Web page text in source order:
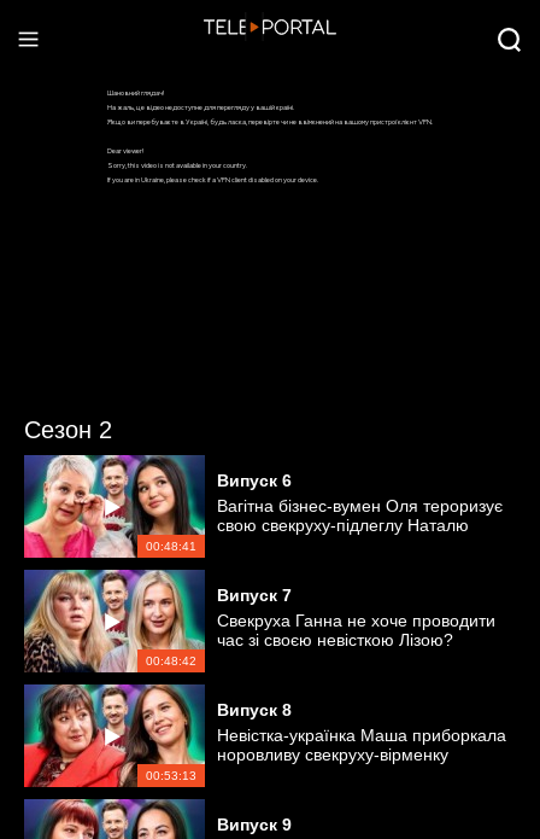
Сезон 2
00:48:41
Випуск 6
Вагітна бізнес-вумен Оля тероризує
свою свекруху-підлеглу Наталю
00:48:42
Випуск 7
Свекруха Ганна не хоче проводити
час зі своєю невісткою Лізою?
00:53:13
Випуск 8
Невістка-українка Маша приборкала
норовливу свекруху-вірменку
Випуск 9